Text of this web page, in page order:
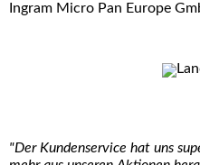
Ingram Micro Pan Europe
"Der Kundenservice hat uns